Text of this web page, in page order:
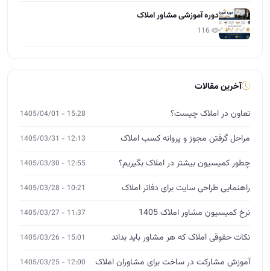
دوره آموزشی مشاور املاک
آخرین مقالات
تعاون در املاک چیست؟ 15:28 - 1405/04/01
مراحل گرفتن مجوز و پروانه کسب املاک 12:13 - 1405/03/31
چطور کمیسیون بیشتر در املاک بگیریم؟ 12:55 - 1405/03/30
راهنمایی طراحی سایت برای دفاتر املاک 10:21 - 1405/03/28
نرخ کمیسیون مشاور املاک 1405 11:37 - 1405/03/27
نکات حقوقی املاک که هر مشاور باید بداند 15:01 - 1405/03/26
آموزش مشارکت در ساخت برای مشاوران املاک 12:00 - 1405/03/25